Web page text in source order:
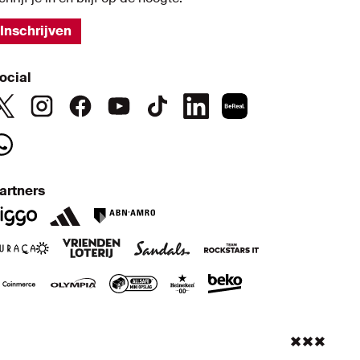
Inschrijven